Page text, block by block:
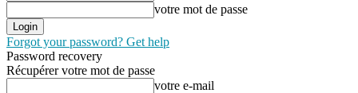
votre mot de passe
Forgot your password? Get help
Password recovery
Récupérer votre mot de passe
votre e-mail